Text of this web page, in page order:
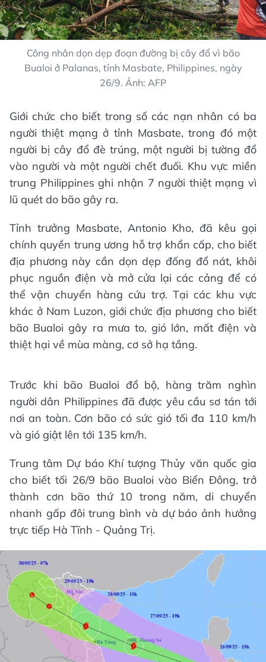
Công nhân dọn dẹp đoạn đường bị cây đổ vì bão
Bualoi ở Palanas, tỉnh Masbate, Philippines, ngày
26/9. Ảnh: AFP
Giới chức cho biết trong số các nạn nhân có ba
người thiệt mạng ở tỉnh Masbate, trong đó một
người bị cây đổ đè trúng, một người bị tường đổ
vào người và một người chết đuối. Khu vực miền
trung Philippines ghi nhận 7 người thiệt mạng vì
lũ quét do bão gây ra.
Tỉnh trưởng Masbate, Antonio Kho, đã kêu gọi
chính quyền trung ương hỗ trợ khẩn cấp, cho biết
địa phương này cần dọn dẹp đống đổ nát, khôi
phục nguồn điện và mở cửa lại các cảng để có
thể vận chuyển hàng cứu trợ. Tại các khu vực
khác ở Nam Luzon, giới chức địa phương cho biết
bão Bualoi gây ra mưa to, gió lớn, mất điện và
thiệt hại về mùa màng, cơ sở hạ tầng.
Trước khi bão Bualoi đổ bộ, hàng trăm nghìn
người dân Philippines đã được yêu cầu sơ tán tới
nơi an toàn. Cơn bão có sức gió tối đa 110 km/h
và gió giật lên tới 135 km/h.
Trung tâm Dự báo Khí tượng Thủy văn quốc gia
cho biết tối 26/9 bão Bualoi vào Biển Đông, trở
thành cơn bão thứ 10 trong năm, di chuyển
nhanh gấp đôi trung bình và dự báo ảnh hưởng
trực tiếp Hà Tĩnh - Quảng Trị.